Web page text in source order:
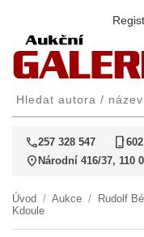
call257 328 547 phone_iphone
location_on Národní 416/37, 110
Úvod / Aukce /
Rudolf
Kdoule